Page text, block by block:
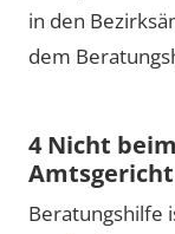
in den
dem
4 Nicht
Beratungshilfe